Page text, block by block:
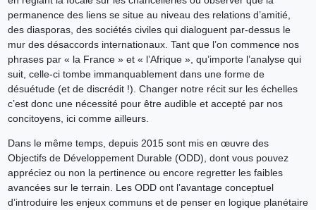
permanence des liens se situe au niveau des relations d’amitié,
des diasporas, des sociétés civiles qui dialoguent par-dessus le
mur des désaccords internationaux. Tant que l’on commence nos
phrases par « la France » et « l’Afrique », qu’importe l’analyse qui
suit, celle-ci tombe immanquablement dans une forme de
désuétude (et de discrédit !). Changer notre récit sur les échelles
c’est donc une nécessité pour être audible et accepté par nos
concitoyens, ici comme ailleurs.
Dans le même temps, depuis 2015 sont mis en œuvre des
Objectifs de Développement Durable (ODD), dont vous pouvez
appréciez ou non la pertinence ou encore regretter les faibles
avancées sur le terrain. Les ODD ont l’avantage conceptuel
d’introduire les enjeux communs et de penser en logique planétaire